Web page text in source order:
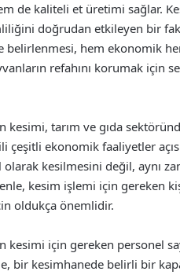
de kaliteli et üretimi sağlar.
doğrudan etkileyen bir
hem ekonomik
refahını korumak için
kesimi, tarım ve gıda
çeşitli ekonomik faaliyetler
olarak kesilmesini değil, aynı
kesim işlemi için gereken
oldukça önemlidir.
kesimi için gereken personel
bir kesimhanede belirli bir